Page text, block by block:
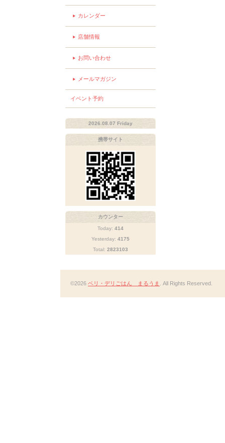
カレンダー
店舗情報
お問い合わせ
メールマガジン
イベント予約
2026.08.07 Friday
携帯サイト
カウンター
Today: 414
Yesterday: 4175
Total: 2823103
©2026 ベリ・デリごはん まるうま . All Rights Reserved.